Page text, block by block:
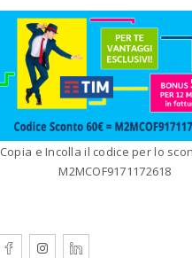
Copia e Incolla il codice per lo
M2MCOF9171172618